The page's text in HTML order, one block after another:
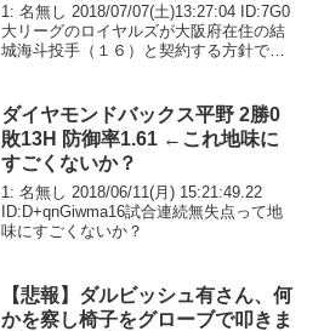
1: 名無し 2018/07/07(土)13:27:04 ID:7G0
大リーグのロイヤルズが大阪府在住の結
城海斗投手（１６）と契約する方針であ
れる。今春、中学を卒業した...
ダイヤモンドバックス平野 2勝0
敗13H 防御率1.61 ←これ地味に
すごくないか？
1: 名無し 2018/06/11(月) 15:21:49.22
ID:D+qnGiwma16試合連続無失点って地
味にすごくないか？
【悲報】ダルビッシュ有さん、何
かを察し椅子をグローブで叩きま